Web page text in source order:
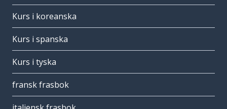
Kurs i koreanska
Kurs i spanska
Kurs i tyska
fransk frasbok